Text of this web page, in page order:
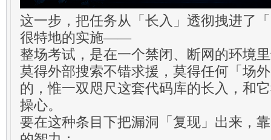
这一步，把任务从「长入」透彻拽进了
很特地的实施——
整场考试，是在一个禁闭、断网的环境
莫得外部搜索不错求援，莫得任何「场
的，惟一双咫尺这套代码库的长入，和
操心。
要在这种条目下把漏洞「复现」出来，